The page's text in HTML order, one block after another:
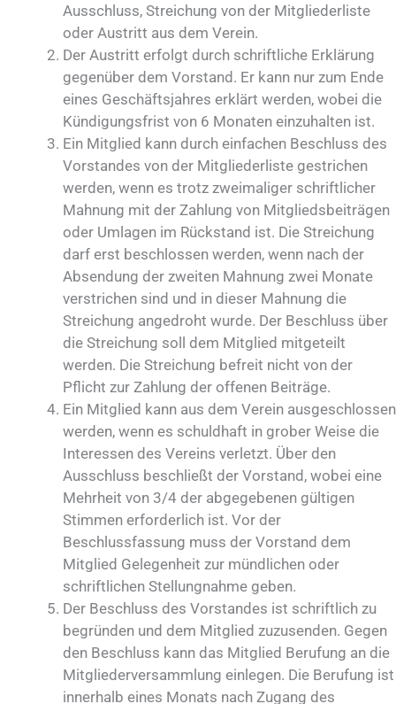
Ausschluss, Streichung von der Mitgliederliste
oder Austritt aus dem Verein.
Der Austritt erfolgt durch schriftliche Erklärung
gegenüber dem Vorstand. Er kann nur zum Ende
eines Geschäftsjahres erklärt werden, wobei die
Kündigungsfrist von 6 Monaten einzuhalten ist.
Ein Mitglied kann durch einfachen Beschluss des
Vorstandes von der Mitgliederliste gestrichen
werden, wenn es trotz zweimaliger schriftlicher
Mahnung mit der Zahlung von Mitgliedsbeiträgen
oder Umlagen im Rückstand ist. Die Streichung
darf erst beschlossen werden, wenn nach der
Absendung der zweiten Mahnung zwei Monate
verstrichen sind und in dieser Mahnung die
Streichung angedroht wurde. Der Beschluss über
die Streichung soll dem Mitglied mitgeteilt
werden. Die Streichung befreit nicht von der
Pflicht zur Zahlung der offenen Beiträge.
Ein Mitglied kann aus dem Verein ausgeschlossen
werden, wenn es schuldhaft in grober Weise die
Interessen des Vereins verletzt. Über den
Ausschluss beschließt der Vorstand, wobei eine
Mehrheit von 3/4 der abgegebenen gültigen
Stimmen erforderlich ist. Vor der
Beschlussfassung muss der Vorstand dem
Mitglied Gelegenheit zur mündlichen oder
schriftlichen Stellungnahme geben.
Der Beschluss des Vorstandes ist schriftlich zu
begründen und dem Mitglied zuzusenden. Gegen
den Beschluss kann das Mitglied Berufung an die
Mitgliederversammlung einlegen. Die Berufung ist
innerhalb eines Monats nach Zugang des